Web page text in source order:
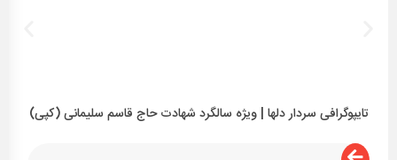
تایپوگرافی سردار دلها | ویژه سالگرد شهادت حاج قاسم سلیمانی (کپی)